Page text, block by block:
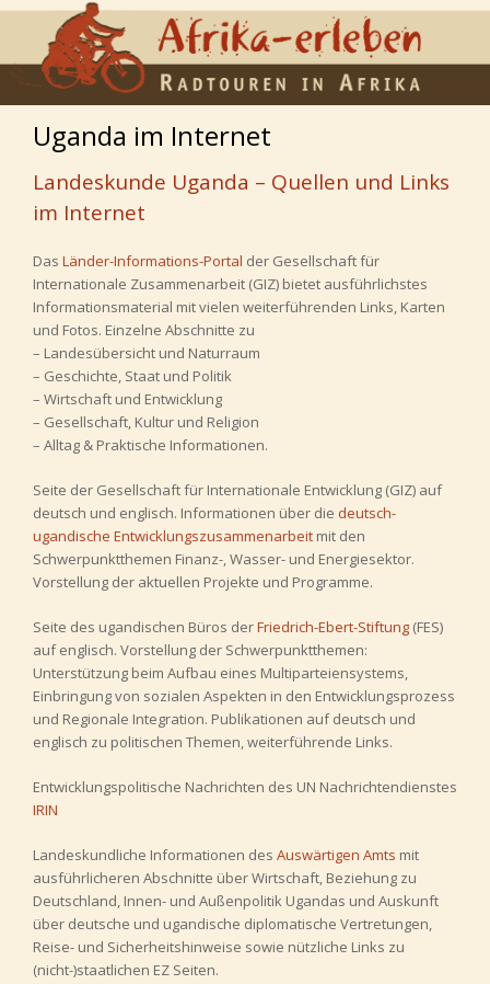
Uganda im Internet
Landeskunde Uganda – Quellen und Links
im Internet
Das Länder-Informations-Portal der Gesellschaft für
Internationale Zusammenarbeit (GIZ) bietet ausführlichstes
Informationsmaterial mit vielen weiterführenden Links, Karten
und Fotos. Einzelne Abschnitte zu
– Landesübersicht und Naturraum
– Geschichte, Staat und Politik
– Wirtschaft und Entwicklung
– Gesellschaft, Kultur und Religion
– Alltag & Praktische Informationen.
Seite der Gesellschaft für Internationale Entwicklung (GIZ) auf
deutsch und englisch. Informationen über die deutsch-
ugandische Entwicklungszusammenarbeit mit den
Schwerpunktthemen Finanz-, Wasser- und Energiesektor.
Vorstellung der aktuellen Projekte und Programme.
Seite des ugandischen Büros derFriedrich-Ebert-Stiftung (FES)
auf englisch. Vorstellung der Schwerpunktthemen:
Unterstützung beim Aufbau eines Multiparteiensystems,
Einbringung von sozialen Aspekten in den Entwicklungsprozess
und Regionale Integration. Publikationen auf deutsch und
englisch zu politischen Themen, weiterführende Links.
Entwicklungspolitische Nachrichten des UN Nachrichtendienstes
IRIN
Landeskundliche Informationen des Auswärtigen Amts mit
ausführlicheren Abschnitte über Wirtschaft, Beziehung zu
Deutschland, Innen- und Außenpolitik Ugandas und Auskunft
über deutsche und ugandische diplomatische Vertretungen,
Reise- und Sicherheitshinweise sowie nützliche Links zu
(nicht-)staatlichen EZ Seiten.